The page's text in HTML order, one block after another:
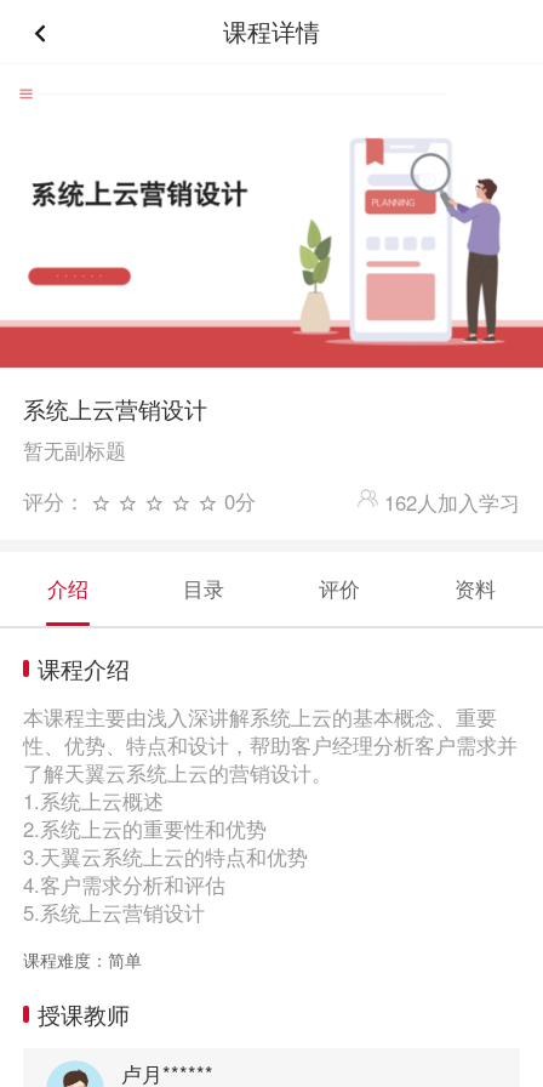
课程详情
系统上云营销设计
暂无副标题
评分：
0分 162人加入学习
介绍 目录 评价 资料
课程介绍
本课程主要由浅入深讲解系统上云的基本概念、重要
性、优势、特点和设计，帮助客户经理分析客户需求并
了解天翼云系统上云的营销设计。
1.系统上云概述
2.系统上云的重要性和优势
3.天翼云系统上云的特点和优势
4.客户需求分析和评估
5.系统上云营销设计
课程难度：简单
授课教师
卢月******